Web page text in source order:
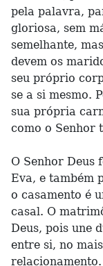
pela palavra,
gloriosa, sem
semelhante,
devem os
seu próprio
se a si mesmo.
sua própria
como o Senhor
O Senhor Deus
Eva, e também
o casamento é
casal. O
Deus, pois une
entre si, no
relacionamento.